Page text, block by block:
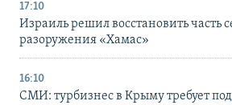
17:10
Израиль решил восстановить часть
разоружения «Хамас»
16:10
СМИ: турбизнес в Крыму требует